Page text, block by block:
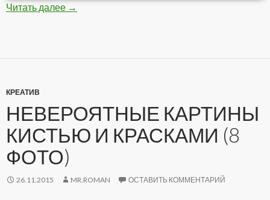
Читать далее Самые необычные будильники (10 фото)
→
КРЕАТИВ
НЕВЕРОЯТНЫЕ КАРТИНЫ
КИСТЬЮ И КРАСКАМИ (8
ФОТО)
26.11.2015 MR.ROMAN ОСТАВИТЬ КОММЕНТАРИЙ